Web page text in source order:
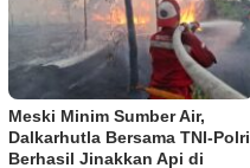
Meski Minim Sumber Air,
Dalkarhutla Bersama TNI-Polri
Berhasil Jinakkan Api di